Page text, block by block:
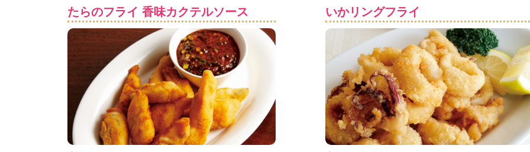
たらのフライ 香味カクテルソース いかリングフライ